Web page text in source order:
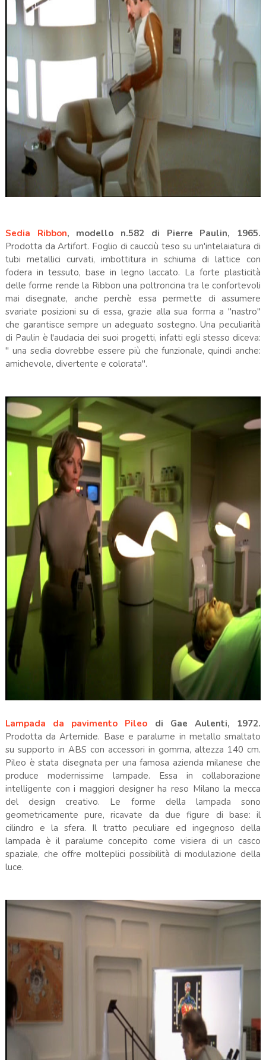
Sedia Ribbon, modello n.582 di Pierre Paulin, 1965.
Prodotta da Artifort. Foglio di caucciù teso su un'intelaiatura di
tubi metallici curvati, imbottitura in schiuma di lattice con
fodera in tessuto, base in legno laccato. La forte plasticità
delle forme rende la Ribbon una poltroncina tra le confortevoli
mai disegnate, anche perchè essa permette di assumere
svariate posizioni su di essa, grazie alla sua forma a "nastro"
che garantisce sempre un adeguato sostegno. Una peculiarità
di Paulin è l'audacia dei suoi progetti, infatti egli stesso diceva:
" una sedia dovrebbe essere più che funzionale, quindi anche:
amichevole, divertente e colorata".
Lampada da pavimento Pileo di Gae Aulenti, 1972.
Prodotta da Artemide. Base e paralume in metallo smaltato
su supporto in ABS con accessori in gomma, altezza 140 cm.
Pileo è stata disegnata per una famosa azienda milanese che
produce modernissime lampade. Essa in collaborazione
intelligente con i maggiori designer ha reso Milano la mecca
del design creativo. Le forme della lampada sono
geometricamente pure, ricavate da due figure di base: il
cilindro e la sfera. Il tratto peculiare ed ingegnoso della
lampada è il paralume concepito come visiera di un casco
spaziale, che offre molteplici possibilità di modulazione della
luce.